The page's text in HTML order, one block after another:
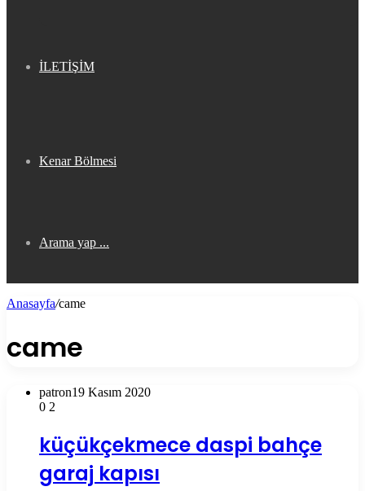
İLETİŞİM
Kenar Bölmesi
Arama yap ...
Anasayfa/came
came
patron19 Kasım 2020
0 2
küçükçekmece daspi bahçe
garaj kapısı